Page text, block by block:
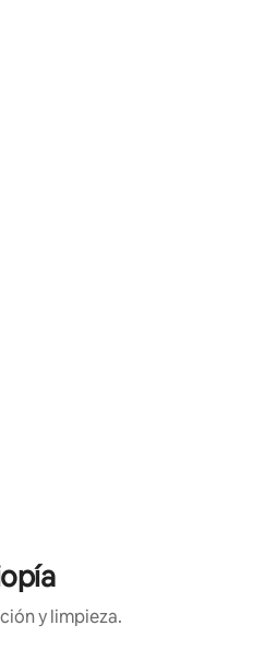
y limpieza.